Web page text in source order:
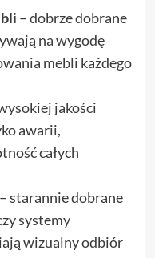
– dobrze dobrane
na wygodę
mebli każdego
jakości
awarii,
całych
starannie dobrane
systemy
wizualny odbiór